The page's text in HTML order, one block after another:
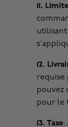
11.
utilisant
12.
requise
pouvez
pour le
13. Taxe: